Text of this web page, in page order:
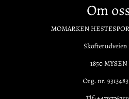
Om
MOMARKEN
Skofterudveien
1850 MYSEN
Org. nr.